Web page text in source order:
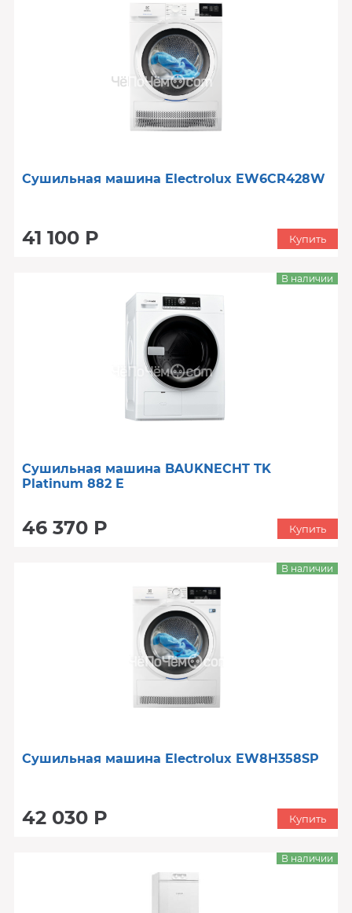
Сушильная машина Electrolux EW6CR428W
41 100 Р Купить
Сушильная машина BAUKNECHT TK
Platinum 882 E
46 370 Р
В наличии
Купить
Сушильная машина Electrolux EW8H358SP
42 030 Р
В наличии
Купить
В наличии